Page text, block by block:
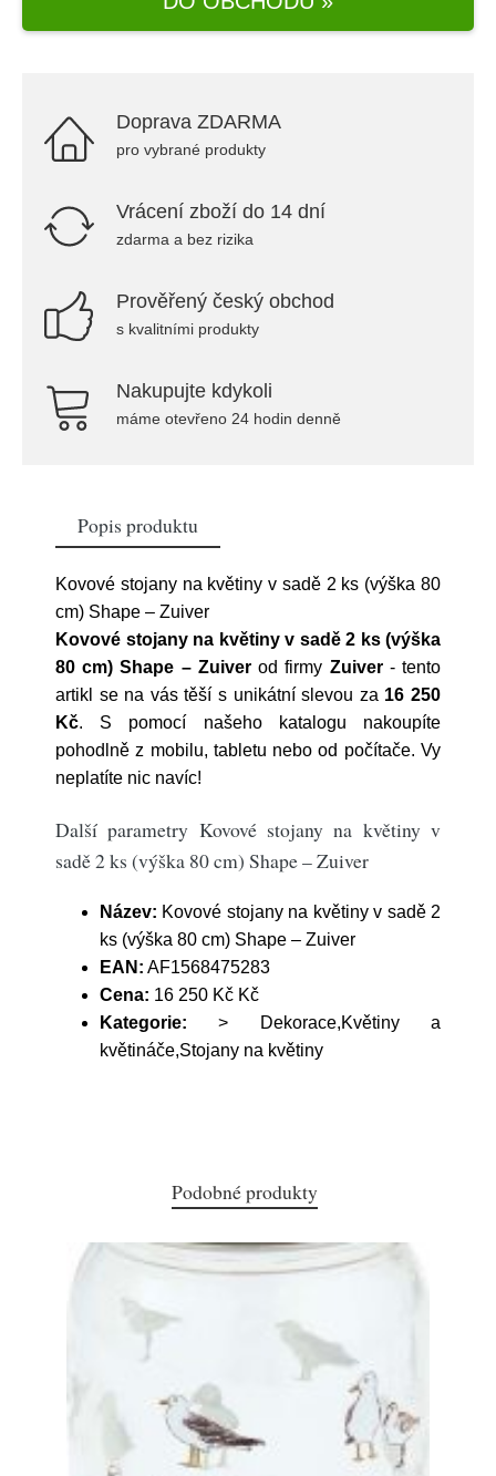
Doprava ZDARMA
pro vybrané produkty
Vrácení zboží do 14 dní
zdarma a bez rizika
Prověřený český obchod
s kvalitními produkty
Nakupujte kdykoli
máme otevřeno 24 hodin denně
Popis produktu
Kovové stojany na květiny v sadě 2 ks (výška 80
cm) Shape – Zuiver
Kovové stojany na květiny v sadě 2 ks (výška
80 cm) Shape – Zuiverod firmy Zuiver- tento
artikl se na vás těší s unikátní slevou za 16 250
Kč. S pomocí našeho katalogu nakoupíte
pohodlně z mobilu, tabletu nebo od počítače. Vy
neplatíte nic navíc!
Další parametry Kovové stojany na květiny v
sadě 2 ks (výška 80 cm) Shape – Zuiver
Název: Kovové stojany na květiny v sadě 2
ks (výška 80 cm) Shape – Zuiver
EAN: AF1568475283
Cena: 16 250 Kč Kč
Kategorie: > Dekorace,Květiny a
květináče,Stojany na květiny
Podobné produkty